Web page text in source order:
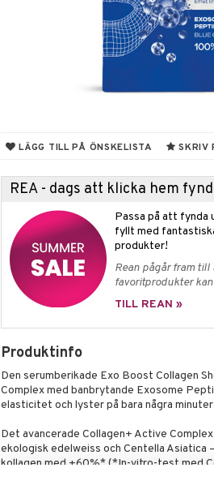
LÄGG TILL PÅ ÖNSKELISTA SKRIV
REA - dags att klicka hem
Passa på att fynda
fyllt med
produkter!
Rean pågår fram
favoritprodukter
TILL REAN »
Produktinfo
Den serumberikade Exo Boost Collagen
Complex med banbrytande Exosome
elasticitet och lyster på bara några
Det avancerade Collagen+ Active
ekologisk edelweiss och Centella Asiatica
kollagen med +60%* (*In-vitro-test med